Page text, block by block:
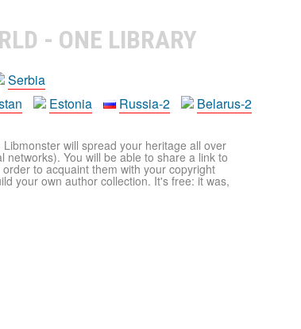
- ONE LIBRARY
Serbia
Estonia Russia-2 Belarus-2
will spread your heritage all over
You will be able to share a link to
to acquaint them with your copyright
your own author collection. It's free: it was,